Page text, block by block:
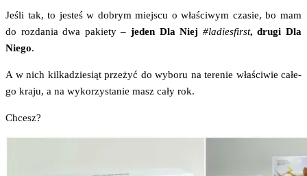
Jeśli tak, to jesteś w dobrym miej­scu o wła­ści­wym cza­sie, bo mam
do roz­da­nia dwa pakie­ty – jeden Dla Niej #ladies­first, dru­gi Dla
Nie­go.
A w nich kil­ka­dzie­siąt prze­żyć do wybo­ru na tere­nie wła­ści­wie całe­
go kra­ju, a na wyko­rzy­sta­nie masz cały rok.
Chcesz?